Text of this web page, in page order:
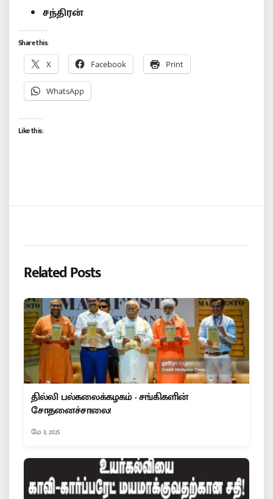
சந்திரன்
Share this:
X Facebook Print
WhatsApp
Like this:
Related Posts
தில்லி பல்கலைக்கழகம் - சங்கிகளின்
சோதனைச்சாலை!
மே 3, 2025